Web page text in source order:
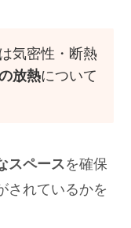
気密性・断熱
放熱について
スペースを確保
されているかを